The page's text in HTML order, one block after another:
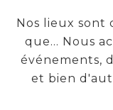
Nos lieux sont
que... Nous
événements,
et bien